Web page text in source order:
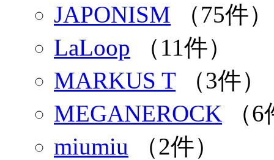
JAPONISM （75件）
LaLoop （11件）
MARKUS T（3件）
MEGANEROCK （
miumiu （2件）